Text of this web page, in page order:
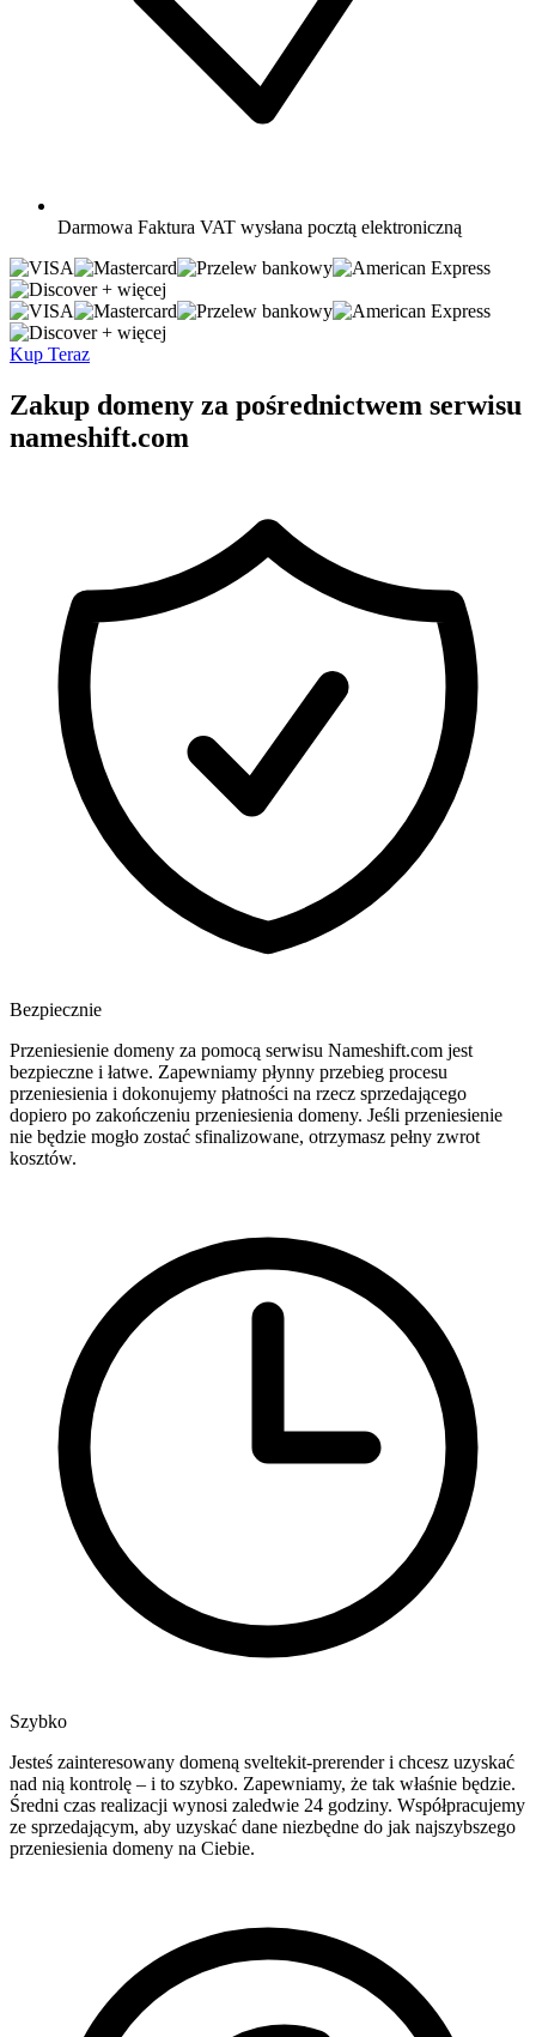
Darmowa Faktura VAT wysłana pocztą elektroniczną
+ więcej
+ więcej
Kup Teraz
Zakup domeny za pośrednictwem serwisu
nameshift.com
Bezpiecznie
Przeniesienie domeny za pomocą serwisu Nameshift.com jest
bezpieczne i łatwe. Zapewniamy płynny przebieg procesu
przeniesienia i dokonujemy płatności na rzecz sprzedającego
dopiero po zakończeniu przeniesienia domeny. Jeśli przeniesienie
nie będzie mogło zostać sfinalizowane, otrzymasz pełny zwrot
kosztów.
Szybko
Jesteś zainteresowany domeną sveltekit-prerender i chcesz uzyskać
nad nią kontrolę – i to szybko. Zapewniamy, że tak właśnie będzie.
Średni czas realizacji wynosi zaledwie 24 godziny. Współpracujemy
ze sprzedającym, aby uzyskać dane niezbędne do jak najszybszego
przeniesienia domeny na Ciebie.